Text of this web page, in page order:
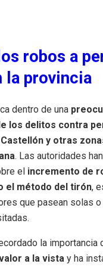
robos a
la provincia
dentro de una
los delitos contra
y otras
. Las autoridades
el incremento de
el método del tirón,
que pasean solas
la importancia
a la vista y ha